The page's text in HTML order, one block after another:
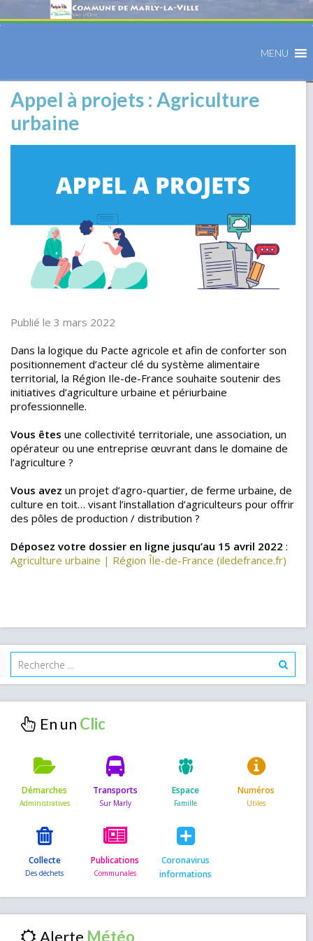
MENU
Appel à projets : Agriculture
urbaine
Publié le 3 mars 2022
Dans la logique du Pacte agricole et afin de conforter son
positionnement d’acteur clé du système alimentaire
territorial, la Région Ile-de-France souhaite soutenir des
initiatives d’agriculture urbaine et périurbaine
professionnelle.
Vous êtes une collectivité territoriale, une association, un
opérateur ou une entreprise œuvrant dans le domaine de
l’agriculture ?
Vous avez un projet d’agro-quartier, de ferme urbaine, de
culture en toit… visant l’installation d’agriculteurs pour offrir
des pôles de production / distribution ?
Déposez votre dossier en ligne jusqu’au 15 avril 2022 :
Agriculture urbaine | Région Île-de-France (iledefrance.fr)
En un
Démarches Transports Espace Numéros
Collecte Publications
Coronavirus
informations
Alerte